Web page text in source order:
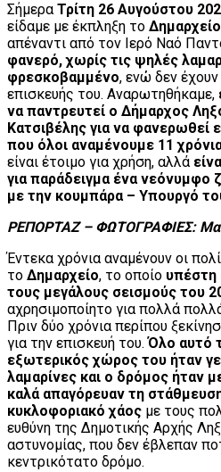
ΣήμεραΤρίτη 26 Αυγούστου
είδαμε με έκπληξη το
απέναντι από τον Ιερό Ναό
φανερό, χωρίς τις ψηλές
φρεσκοβαμμένο, ενώ δεν
επισκευής του. Αναρωτηθήκαμε,
να παντρευτεί ο Δήμαρχος
Κατσιβέλης για να φανερωθεί
που όλοι αναμένουμε 11
είναι έτοιμο για χρήση, αλλά
για παράδειγμα ένα νεόνυμφο
με την κουμπάρα – Υπουργό
ΡΕΠΟΡΤΑΖ – ΦΩΤΟΓΡΑΦΙΕΣ:
Έντεκα χρόνια αναμένουν οι
το Δημαρχείο, το οποίο υπέστη
τους μεγάλους σεισμούς του
αχρησιμοποίητο για πολλά
Πριν δύο χρόνια περίπου
για την επισκευή του.Όλο αυτό
εξωτερικός χώρος του ήταν
λαμαρίνες και ο δρόμος ήταν
καλά απαγόρευαν τη
κυκλοφοριακό χάος με τους
ευθύνη της Δημοτικής Αρχής
αστυνομίας, που δεν έβλεπαν
κεντρικότατο δρόμο.